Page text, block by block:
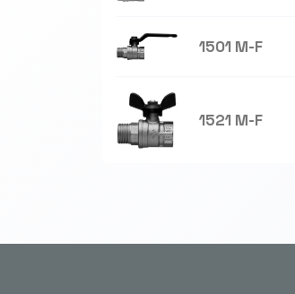
1501 M-F
1521 M-F